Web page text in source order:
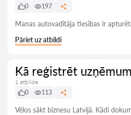
0
197
Manas autovadītāja tiesības ir
Pāriet uz atbildi
Kā reģistrēt
1 atbilde
0
113
Vēlos sākt biznesu Latvijā. Kādi